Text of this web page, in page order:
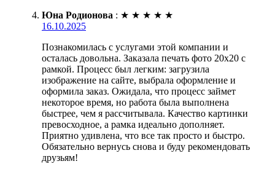
Юна Родионова : ★ ★ ★ ★ ★
16.10.2025
Познакомилась с услугами этой компании и
осталась довольна. Заказала печать фото 20х20 с
рамкой. Процесс был легким: загрузила
изображение на сайте, выбрала оформление и
оформила заказ. Ожидала, что процесс займет
некоторое время, но работа была выполнена
быстрее, чем я рассчитывала. Качество картинки
превосходное, а рамка идеально дополняет.
Приятно удивлена, что все так просто и быстро.
Обязательно вернусь снова и буду рекомендовать
друзьям!